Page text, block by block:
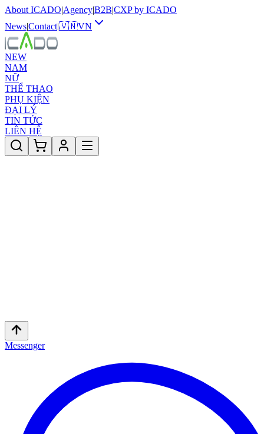
About ICADO|Agency|B2B|CXP by ICADO
News|Contact|🇻🇳VN
NEW
NAM
NỮ
THỂ THAO
PHỤ KIỆN
ĐẠI LÝ
TIN TỨC
LIÊN HỆ
Messenger